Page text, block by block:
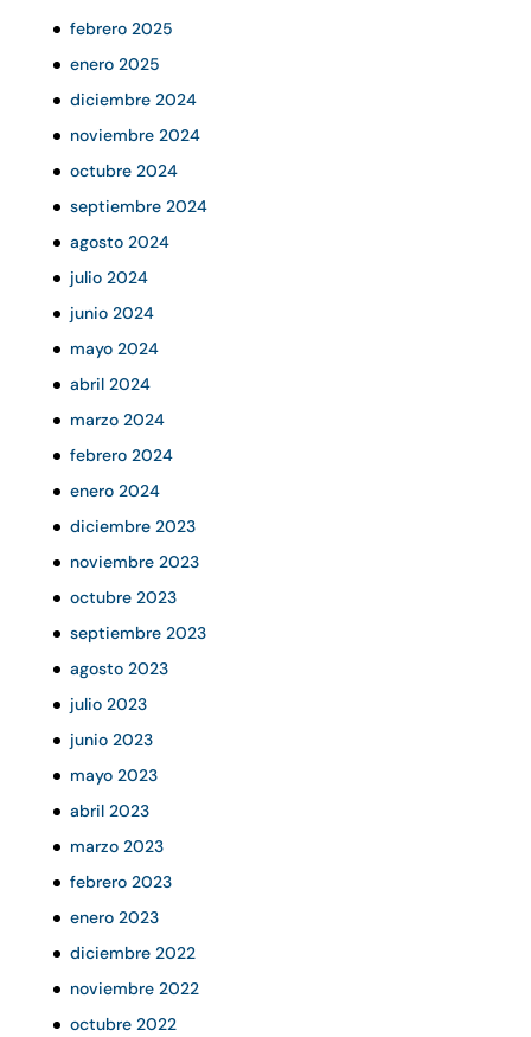
febrero 2025
enero 2025
diciembre 2024
noviembre 2024
octubre 2024
septiembre 2024
agosto 2024
julio 2024
junio 2024
mayo 2024
abril 2024
marzo 2024
febrero 2024
enero 2024
diciembre 2023
noviembre 2023
octubre 2023
septiembre 2023
agosto 2023
julio 2023
junio 2023
mayo 2023
abril 2023
marzo 2023
febrero 2023
enero 2023
diciembre 2022
noviembre 2022
octubre 2022